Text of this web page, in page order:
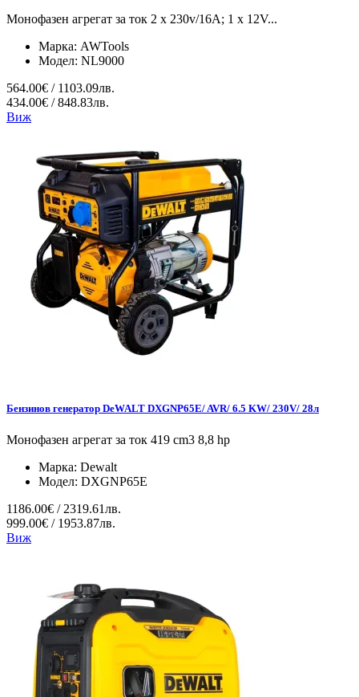
Монофазен агрегат за ток 2 x 230v/16A; 1 x 12V...
Марка: AWTools
Модел: NL9000
564.00€ / 1103.09лв.
434.00€ / 848.83лв.
Виж
Бензинов генератор DeWALT DXGNP65E/ AVR/ 6.5 KW/ 230V/ 28л
Монофазен агрегат за ток 419 cm3 8,8 hp
Марка: Dewalt
Модел: DXGNP65E
1186.00€ / 2319.61лв.
999.00€ / 1953.87лв.
Виж